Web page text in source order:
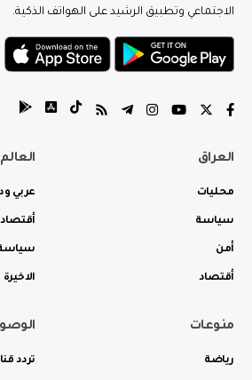
الاجتماعي وتطبيق الرشيد على الهواتف الذكية.
العراق
محليات
سياسة
أمن
أقتصاد
العالم
عربي
أقتصاد
الاخيرة
منوعات
رياضة تردد